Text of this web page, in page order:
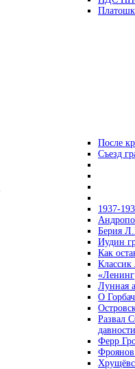
После
Съезд
1937-
Берия
Иудин
Как
Лунная
О
Развал
давности
Ферр